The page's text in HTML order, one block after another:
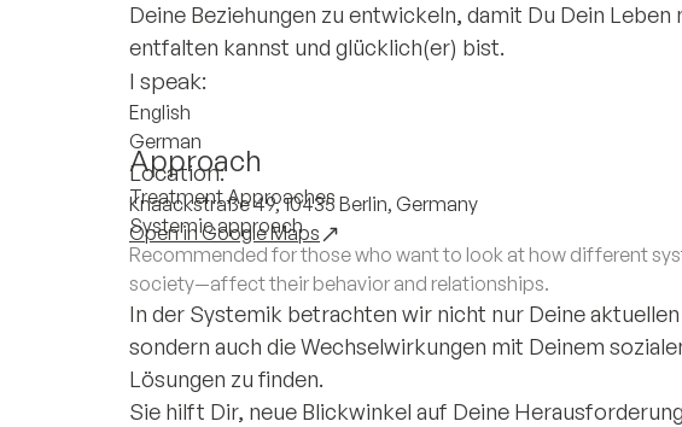
Deine Beziehungen zu entwickeln, damit Du Dein Leben
entfalten kannst und glücklich(er) bist.
I speak:
English
German
Location:
Knaackstraße 49, 10435 Berlin, Germany
Open in Google Maps
Approach
Treatment Approaches
Systemic approach
Recommended for those who want to look at how different
society—affect their behavior and relationships.
In der Systemik betrachten wir nicht nur Deine
sondern auch die Wechselwirkungen mit Deinem
Lösungen zu finden.
Sie hilft Dir, neue Blickwinkel auf Deine